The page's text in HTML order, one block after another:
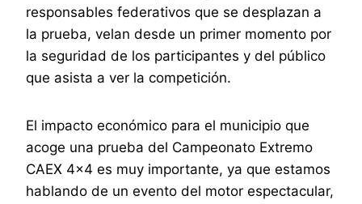
responsables federativos que se desplazan a
la prueba, velan desde un primer momento por
la seguridad de los participantes y del público
que asista a ver la competición.
El impacto económico para el municipio que
acoge una prueba del Campeonato Extremo
CAEX 4×4 es muy importante, ya que estamos
hablando de un evento del motor espectacular,